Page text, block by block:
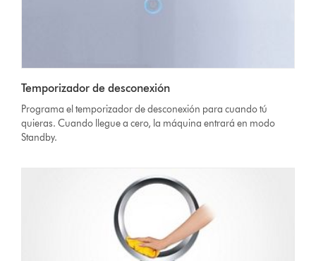
Temporizador de desconexión
Programa el temporizador de desconexión para cuando tú
quieras. Cuando llegue a cero, la máquina entrará en modo
Standby.